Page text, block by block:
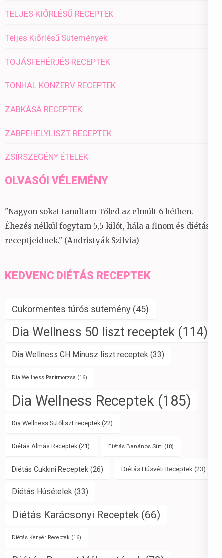
TELJES KIŐRLÉSŰ RECEPTEK
Teljes Kiőrlésű Sütemények
TOJÁSFEHÉRJÉS RECEPTEK
TONHAL KONZERV RECEPTEK
ZABKÁSA RECEPTEK
ZABPEHELYLISZT RECEPTEK
ZSÍRSZEGÉNY ÉTELEK
OLVASÓI VÉLEMÉNY
"Nagyon sokat tanultam Tőled az elmúlt 6 hétben.
Éhezés nélkül fogytam 5,5 kilót, hála a finom és diétás
receptjeidnek." (Andristyák Szilvia)
KEDVENC DIÉTÁS RECEPTEK
Cukormentes túrós sütemény (45)
Dia Wellness 50 liszt receptek (114)
Dia Wellness CH Minusz liszt receptek (33)
Dia Wellness Panírmorzsa (16)
Dia Wellness Receptek (185)
Dia Wellness Sütőliszt receptek(22)
Diétás Almás Receptek (21) Diétás Banános Süti (18)
Diétás Cukkini Receptek (26) Diétás Húsvéti Receptek (23)
Diétás Húsételek (33)
Diétás Karácsonyi Receptek (66)
Diétás Kenyér Receptek (16)